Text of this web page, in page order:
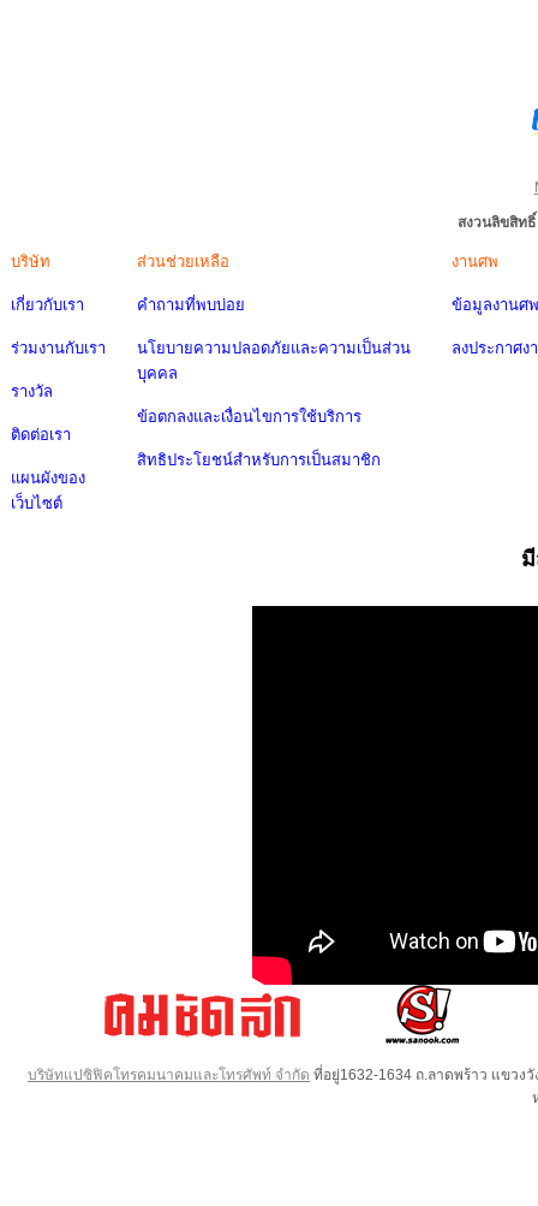
สงวนลิขสิท
บริษัท
เกี่ยวกับเรา
ร่วมงานกับเรา
รางวัล
ติดต่อเรา
แผนผังของ
เว็บไซต์
ส่วนช่วยเหลือ
คำถามที่พบบ่อย
นโยบายความปลอดภัยและความเป็นส่วน
บุคคล
ข้อตกลงและเงื่อนไขการใช้บริการ
สิทธิประโยชน์สำหรับการเป็นสมาชิก
งานศพ
ข้อมูลงานศพ
ลงประกาศง
บริษัทแปซิฟิคโทรคมนาคมและโทรศัพท์ จำกัด ที่อยู่1632-1634 ถ.ลาดพร้าว แขวง